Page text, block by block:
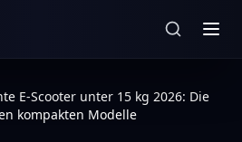
E-Scooter unter 15 kg 2026: Die
kompakten Modelle